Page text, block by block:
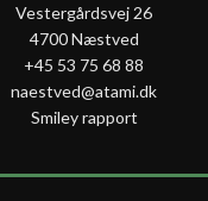
Vestergårdsvej 26
4700 Næstved
+45 53 75 68 88
naestved@atami.dk
Smiley rapport